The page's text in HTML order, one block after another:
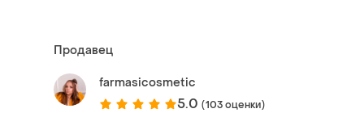
Продавец
farmasicosmetic
5.0 (103 оценки)